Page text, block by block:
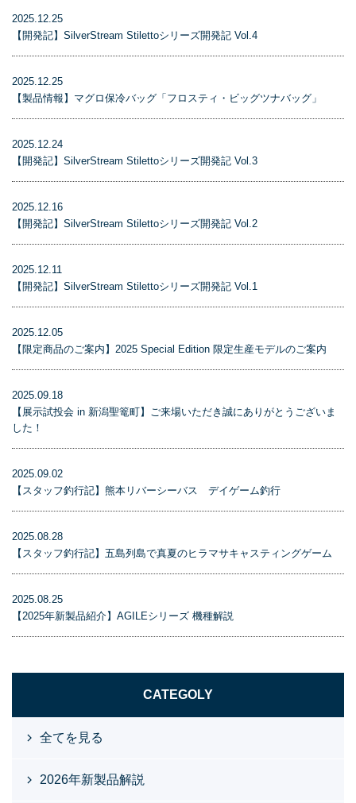
2025.12.25
【開発記】SilverStream Stilettoシリーズ開発記 Vol.4
2025.12.25
【製品情報】マグロ保冷バッグ「フロスティ・ビッグツナバッグ」
2025.12.24
【開発記】SilverStream Stilettoシリーズ開発記 Vol.3
2025.12.16
【開発記】SilverStream Stilettoシリーズ開発記 Vol.2
2025.12.11
【開発記】SilverStream Stilettoシリーズ開発記 Vol.1
2025.12.05
【限定商品のご案内】2025 Special Edition 限定生産モデルのご案内
2025.09.18
【展示試投会 in 新潟聖篭町】ご来場いただき誠にありがとうございま
した！
2025.09.02
【スタッフ釣行記】熊本リバーシーバス デイゲーム釣行
2025.08.28
【スタッフ釣行記】五島列島で真夏のヒラマサキャスティングゲーム
2025.08.25
【2025年新製品紹介】AGILEシリーズ 機種解説
CATEGOLY
全てを見る
2026年新製品解説